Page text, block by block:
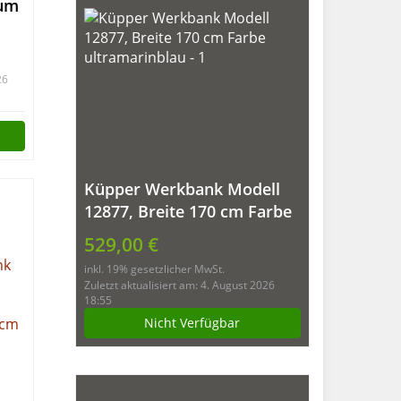
Küpper Werkbank Modell
12877, Breite 170 cm Farbe
ultramarinblau
529,00 €
inkl. 19% gesetzlicher MwSt.
Zuletzt aktualisiert am: 4. August 2026
18:55
Nicht Verfügbar